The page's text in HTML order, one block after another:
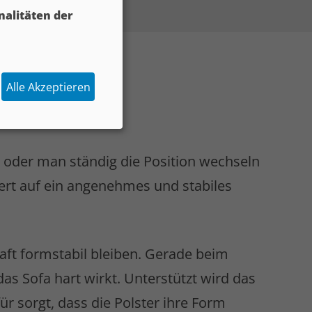
man ständig die Position wechseln
auf ein angenehmes und stabiles
formstabil bleiben. Gerade beim
Sofa hart wirkt. Unterstützt wird das
sorgt, dass die Polster ihre Form
der
Alle Akzeptieren